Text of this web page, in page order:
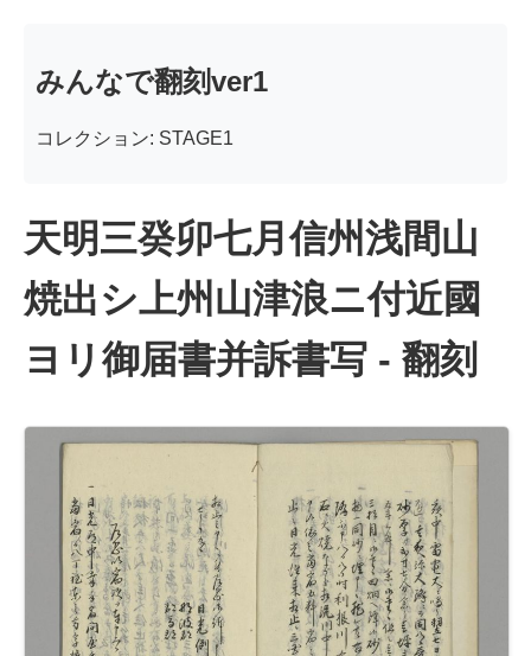
みんなで翻刻ver1
コレクション: STAGE1
天明三癸卯七月信州浅間山
焼出シ上州山津浪ニ付近國
ヨリ御届書并訴書写 - 翻刻